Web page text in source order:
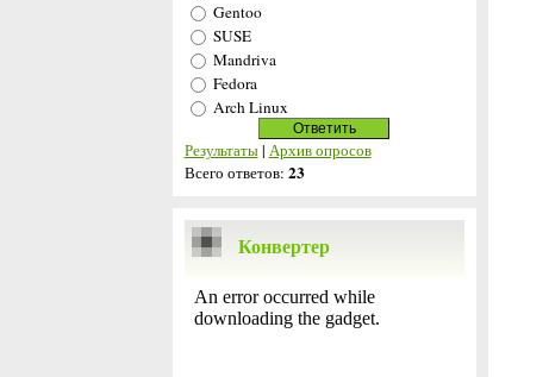
Gentoo
SUSE
Mandriva
Fedora
Arch Linux
Результаты| Архив опросов
Всего ответов: 23
Конвертер